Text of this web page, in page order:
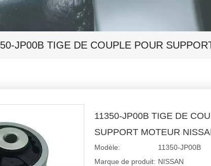
JP00B TIGE DE COUPLE POUR
11350-JP00B TIGE DE
SUPPORT MOTEUR
Modèle:
11350-JP00B
Marque de produit: NISSAN